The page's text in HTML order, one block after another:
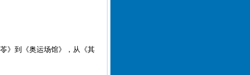
》到《奥运场馆》，从《其